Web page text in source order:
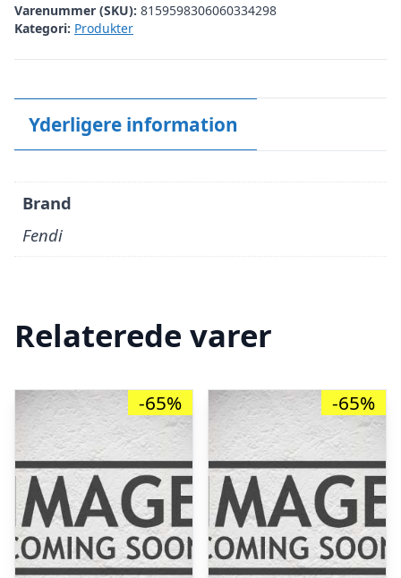
Varenummer (SKU): 8159598306060334298
Kategori: Produkter
Yderligere information
Brand
Fendi
Relaterede varer
-65% -65%